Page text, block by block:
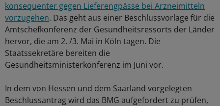
konsequenter gegen Lieferengpässe bei Arzneimitteln
vorzugehen. Das geht aus einer Beschlussvorlage für die
Amtschefkonferenz der Gesundheitsressorts der Länder
hervor, die am 2. /3. Mai in Köln tagen. Die
Staatssekretäre bereiten die
Gesundheitsministerkonferenz im Juni vor.
In dem von Hessen und dem Saarland vorgelegten
Beschlussantrag wird das BMG aufgefordert zu prüfen,